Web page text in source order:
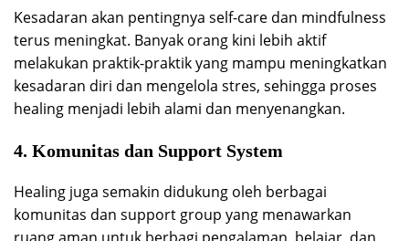
Kesadaran akan pentingnya self-care dan mindfulness
terus meningkat. Banyak orang kini lebih aktif
melakukan praktik-praktik yang mampu meningkatkan
kesadaran diri dan mengelola stres, sehingga proses
healing menjadi lebih alami dan menyenangkan.
4. Komunitas dan Support System
Healing juga semakin didukung oleh berbagai
komunitas dan support group yang menawarkan
ruang aman untuk berbagi pengalaman, belajar, dan